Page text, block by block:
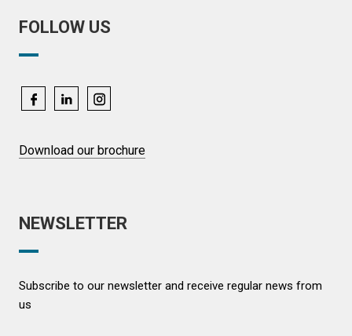
FOLLOW US
Download our brochure
NEWSLETTER
Subscribe to our newsletter and receive regular news from
us